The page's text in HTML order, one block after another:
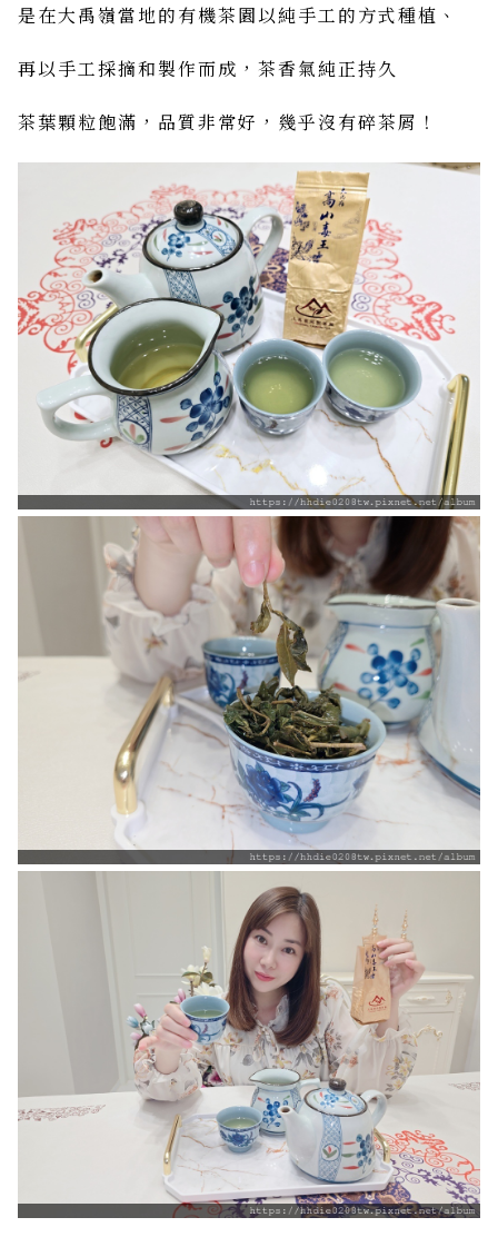
是在大禹嶺當地的有機茶園以純手工的方式種植、
再以手工採摘和製作而成，茶香氣純正持久
茶葉顆粒飽滿，品質非常好，幾乎沒有碎茶屑！